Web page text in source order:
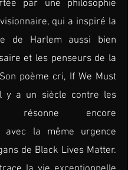
par une philosophie
qui a inspiré la
de Harlem aussi bien
et les penseurs de la
poème cri, If We Must
y a un siècle contre les
résonne encore
avec la même urgence
de Black Lives Matter.